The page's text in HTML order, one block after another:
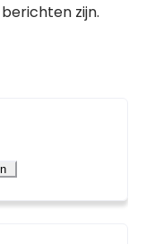
zijn.